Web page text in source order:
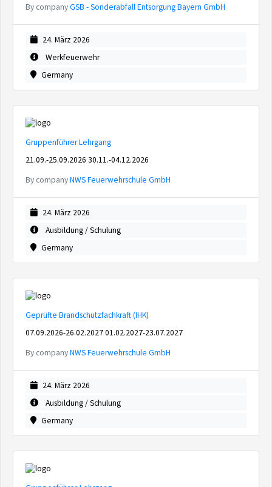
By companyGSB - Sonderabfall Entsorgung Bayern GmbH
24. März 2026
Werkfeuerwehr
Germany
Gruppenführer Lehrgang
21.09.-25.09.2026 30.11.-04.12.2026
By companyNWS Feuerwehrschule GmbH
24. März 2026
Ausbildung / Schulung
Germany
Geprüfte Brandschutzfachkraft (IHK)
07.09.2026-26.02.2027 01.02.2027-23.07.2027
By companyNWS Feuerwehrschule GmbH
24. März 2026
Ausbildung / Schulung
Germany